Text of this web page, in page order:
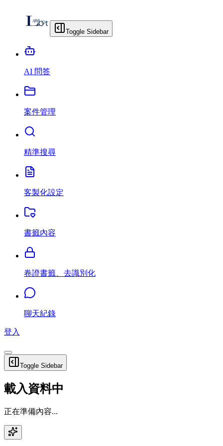
Toggle Sidebar
AI 問答
案件管理
精準搜尋
客製化設定
書籤內容
卷證書籤、去識別化
聊天紀錄
登入
Toggle Sidebar
載入資料中
正在準備內容...